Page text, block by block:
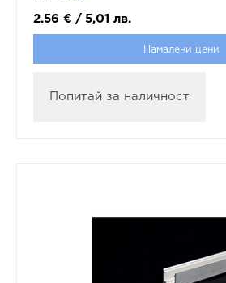
2.56 € / 5,01 лв.
Намалени цени
Попитай за наличност